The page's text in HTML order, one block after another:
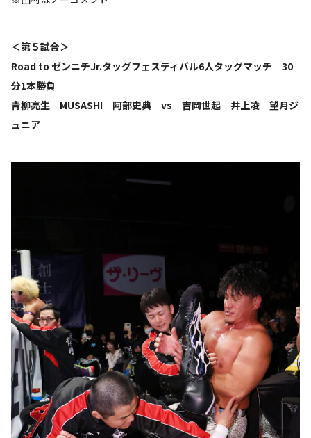
＜第５試合＞
Road to ゼンニチJr.タッグフェスティバル6人タッグマッチ 30
分1本勝負
青柳亮生 MUSASHI 阿部史典 vs 吉岡世起 井上凌 望月ジ
ュニア